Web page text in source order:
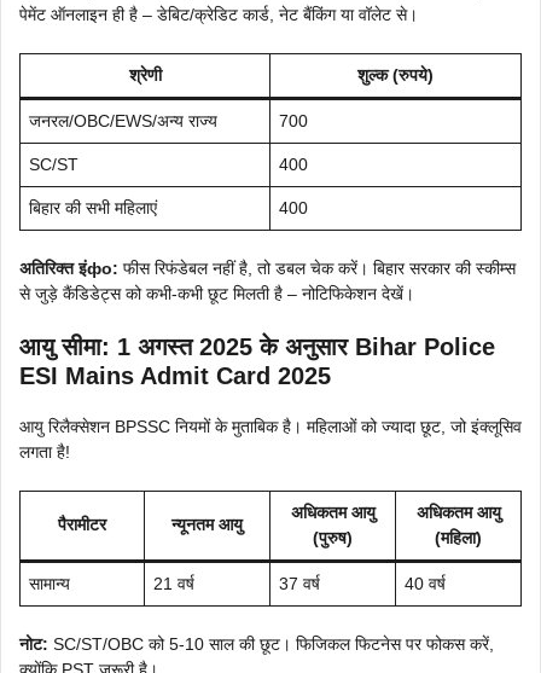
पेमेंट ऑनलाइन ही है – डेबिट/क्रेडिट कार्ड, नेट बैंकिंग या वॉलेट से।
श्रेणी शुल्क (रुपये)
जनरल/OBC/EWS/अन्य राज्य 700
SC/ST 400
बिहार की सभी महिलाएं 400
अतिरिक्त इंфо: फीस रिफंडेबल नहीं है, तो डबल चेक करें। बिहार सरकार की स्कीम्स
से जुड़े कैंडिडेट्स को कभी-कभी छूट मिलती है – नोटिफिकेशन देखें।
आयु सीमा: 1 अगस्त 2025 के अनुसार Bihar Police
ESI Mains Admit Card 2025
आयु रिलैक्सेशन BPSSC नियमों के मुताबिक है। महिलाओं को ज्यादा छूट, जो इंक्लूसिव
लगता है!
पैरामीटर न्यूनतम आयु
अधिकतम आयु
(पुरुष)
अधिकतम आयु
(महिला)
सामान्य 21 वर्ष 37 वर्ष 40 वर्ष
नोट: SC/ST/OBC को 5-10 साल की छूट। फिजिकल फिटनेस पर फोकस करें,
क्योंकि PST जरूरी है।